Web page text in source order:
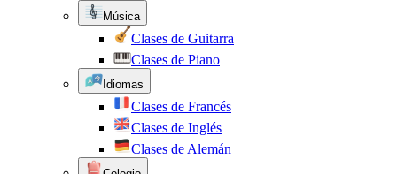
Música
Clases de Guitarra
Clases de Piano
Idiomas
Clases de Francés
Clases de Inglés
Clases de Alemán